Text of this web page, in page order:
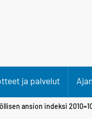
ja palvelut
ansion indeksi